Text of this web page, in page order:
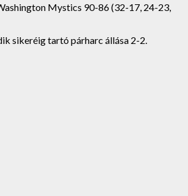
Mystics 90-86 (32-17, 24-23,
sikeréig tartó párharc állása 2-2.